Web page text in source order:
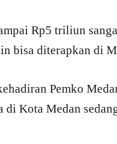
Rp5 triliun
bisa diterapkan di
Pemko
Kota Medan